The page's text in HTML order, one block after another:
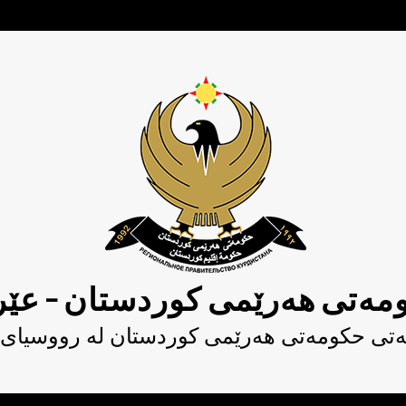
هەرێمی کوردستان –
حکومەتى هەرێمی کوردستان لە